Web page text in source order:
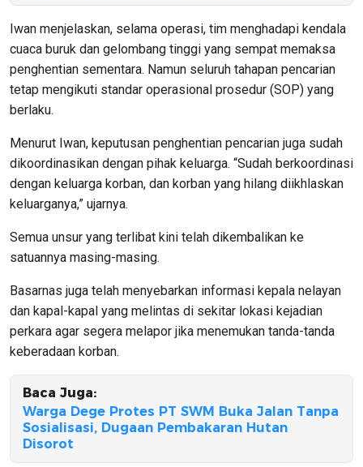
Iwan menjelaskan, selama operasi, tim menghadapi kendala
cuaca buruk dan gelombang tinggi yang sempat memaksa
penghentian sementara. Namun seluruh tahapan pencarian
tetap mengikuti standar operasional prosedur (SOP) yang
berlaku.
Menurut Iwan, keputusan penghentian pencarian juga sudah
dikoordinasikan dengan pihak keluarga. “Sudah berkoordinasi
dengan keluarga korban, dan korban yang hilang diikhlaskan
keluarganya,” ujarnya.
Semua unsur yang terlibat kini telah dikembalikan ke
satuannya masing-masing.
Basarnas juga telah menyebarkan informasi kepala nelayan
dan kapal-kapal yang melintas di sekitar lokasi kejadian
perkara agar segera melapor jika menemukan tanda-tanda
keberadaan korban.
Baca Juga:
Warga Dege Protes PT SWM Buka Jalan Tanpa
Sosialisasi, Dugaan Pembakaran Hutan
Disorot